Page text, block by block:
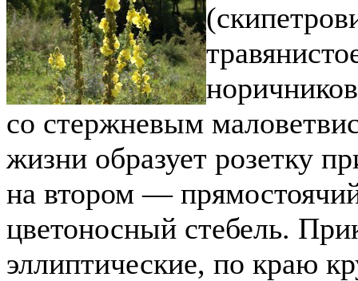
со стержневым
жизни образует розетку
на втором —
цветоносный стебель.
эллиптические, по краю